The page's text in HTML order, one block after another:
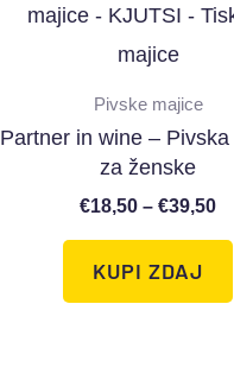
Pivske majice
Partner in wine –
za ženske
€18,50 – €39,50
KUPI ZDAJ